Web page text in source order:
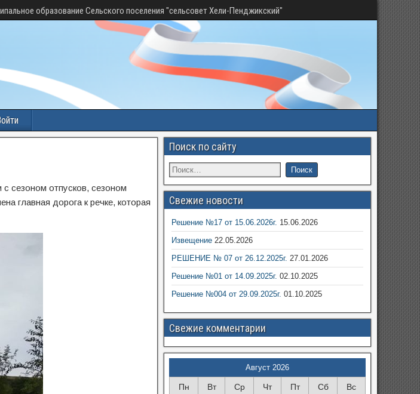
образование Сельского поселения "сельсовет Хели-Пенджикский"
сезоном отпусков, сезоном
главная дорога к речке, которая
Поиск по сайту
Свежие новости
Решение №17 от 15.06.2026г. 15.06.2026
Извещение 22.05.2026
РЕШЕНИЕ № 07 от 26.12.2025г. 27.01.2026
Решение №01 от 14.09.2025г. 02.10.2025
Решение №004 от 29.09.2025г. 01.10.2025
Свежие комментарии
Август 2026
Пн Вт Ср Чт Пт Сб Вс